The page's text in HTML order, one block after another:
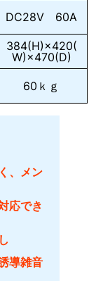
DC28V 60A
384(H)×420(
W)×470(D)
60ｋｇ
、メン
応でき
導雑音